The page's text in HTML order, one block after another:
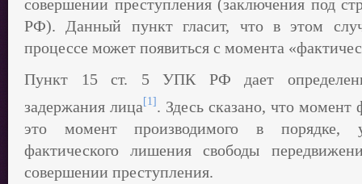
совершении преступления (заключения под
РФ). Данный пункт гласит, что в этом
процессе может появиться с момента
Пункт 15 ст. 5 УПК РФ дает
задержания лица[1]. Здесь сказано, что
это момент производимого в
фактического лишения свободы
совершении преступления.